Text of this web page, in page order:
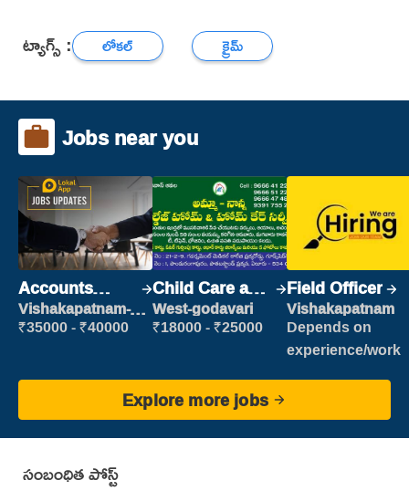
ట్యాగ్స్ : లోకల్ క్రైమ్
Jobs near you
Accounts
Clerk
Vishakapatnam-
new
₹35000 - ₹40000
Child Care and
Patient care
West-godavari
₹18000 - ₹25000
Field Officer
Vishakapatnam
Depends on
experience/work
Explore more jobs
సంబంధిత పోస్ట్